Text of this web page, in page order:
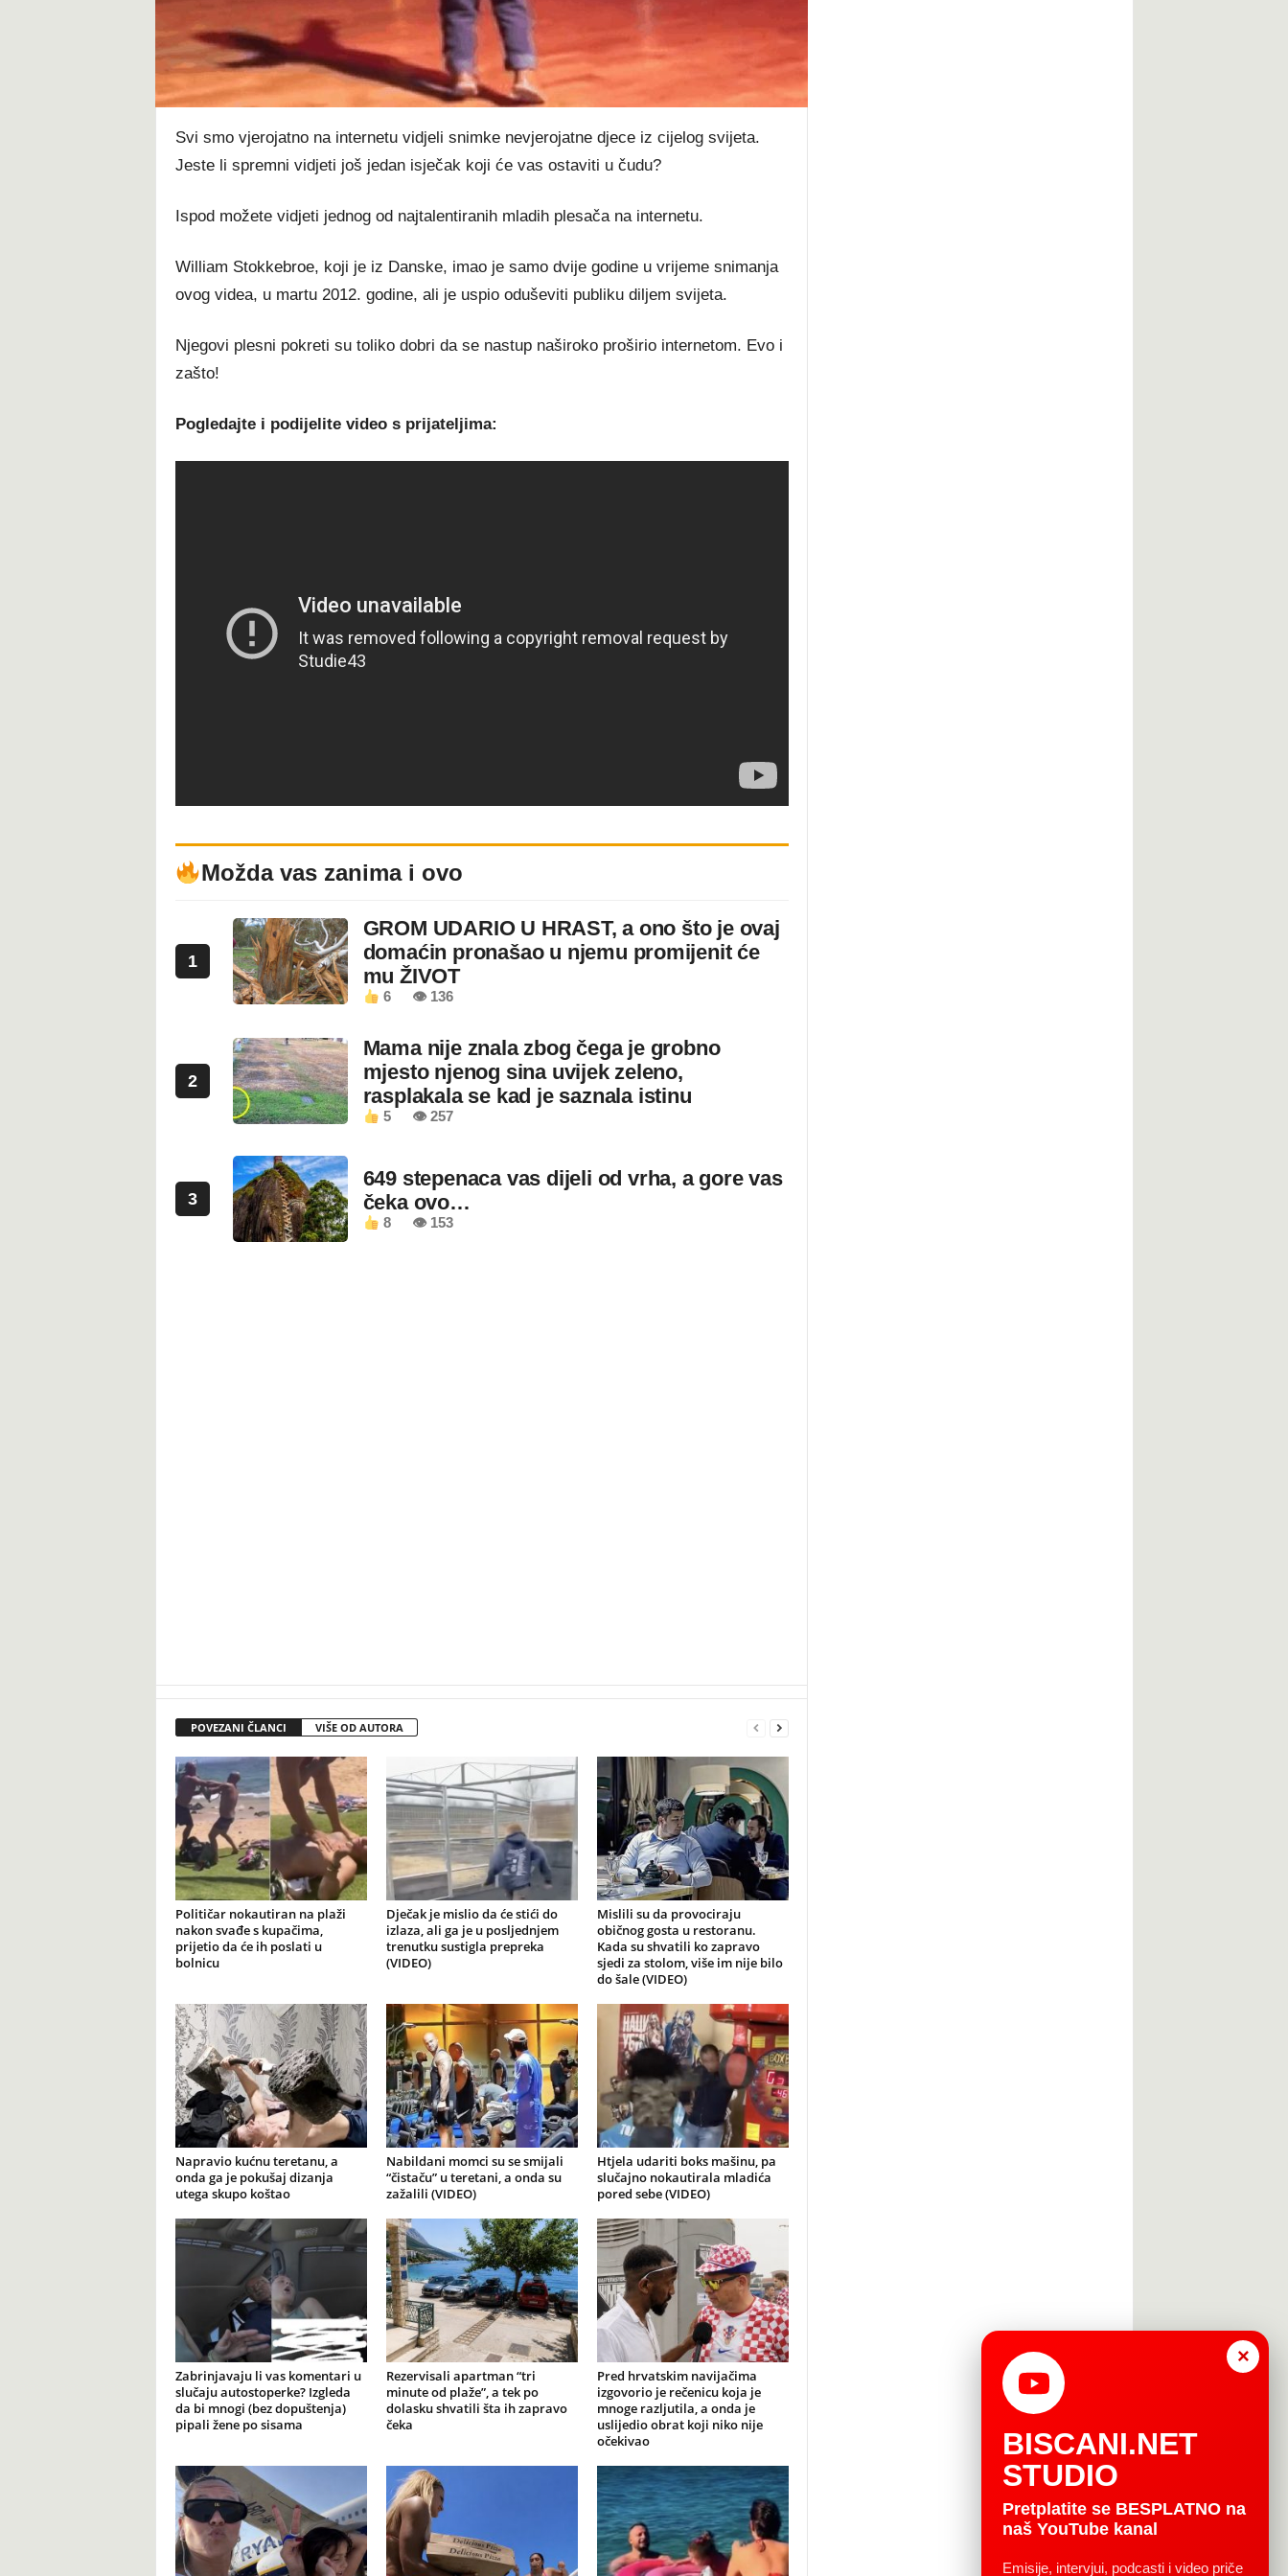
Svi smo vjerojatno na internetu vidjeli snimke nevjerojatne djece iz cijelog svijeta.
Jeste li spremni vidjeti još jedan isječak koji će vas ostaviti u čudu?
Ispod možete vidjeti jednog od najtalentiranih mladih plesača na internetu.
William Stokkebroe, koji je iz Danske, imao je samo dvije godine u vrijeme snimanja
ovog videa, u martu 2012. godine, ali je uspio oduševiti publiku diljem svijeta.
Njegovi plesni pokreti su toliko dobri da se nastup naširoko proširio internetom. Evo i
zašto!
Pogledajte i podijelite video s prijateljima:
Možda vas zanima i ovo
1
GROM UDARIO U HRAST, a ono što je ovaj
domaćin pronašao u njemu promijenit će
mu ŽIVOT
6 👁 136
2
Mama nije znala zbog čega je grobno
mjesto njenog sina uvijek zeleno,
rasplakala se kad je saznala istinu
5 👁 257
3
649 stepenaca vas dijeli od vrha, a gore vas
čeka ovo…
8 👁 153
POVEZANI ČLANCI VIŠE OD AUTORA
Političar nokautiran na plaži
nakon svađe s kupačima,
prijetio da će ih poslati u
bolnicu
Dječak je mislio da će stići do
izlaza, ali ga je u posljednjem
trenutku sustigla prepreka
(VIDEO)
Mislili su da provociraju
običnog gosta u restoranu.
Kada su shvatili ko zapravo
sjedi za stolom, više im nije bilo
do šale (VIDEO)
Napravio kućnu teretanu, a
onda ga je pokušaj dizanja
utega skupo koštao
Nabildani momci su se smijali
“čistaču” u teretani, a onda su
zažalili (VIDEO)
Htjela udariti boks mašinu, pa
slučajno nokautirala mladića
pored sebe (VIDEO)
Zabrinjavaju li vas komentari u
slučaju autostoperke? Izgleda
da bi mnogi (bez dopuštenja)
pipali žene po sisama
Rezervisali apartman “tri
minute od plaže”, a tek po
dolasku shvatili šta ih zapravo
čeka
Pred hrvatskim navijačima
izgovorio je rečenicu koja je
mnoge razljutila, a onda je
uslijedio obrat koji niko nije
očekivao
×
BISCANI.NET
STUDIO
Pretplatite se BESPLATNO na
naš YouTube kanal
Emisije, intervjui, podcasti i video priče